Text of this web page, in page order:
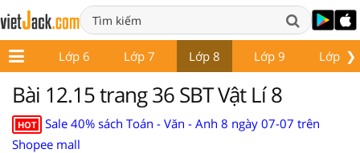
❯
5 Lớp 6 Lớp 7 Lớp 8 Lớp 9 Lớp 10
Bài 12.15 trang 36 SBT Vật Lí 8
HOT
Sale 40% sách Toán - Văn - Anh 8 ngày 07-07 trên
Shopee mall